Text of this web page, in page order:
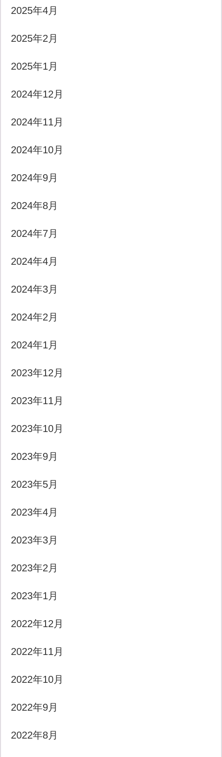
2025年4月
2025年2月
2025年1月
2024年12月
2024年11月
2024年10月
2024年9月
2024年8月
2024年7月
2024年4月
2024年3月
2024年2月
2024年1月
2023年12月
2023年11月
2023年10月
2023年9月
2023年5月
2023年4月
2023年3月
2023年2月
2023年1月
2022年12月
2022年11月
2022年10月
2022年9月
2022年8月